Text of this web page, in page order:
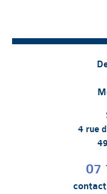
4 rue
07